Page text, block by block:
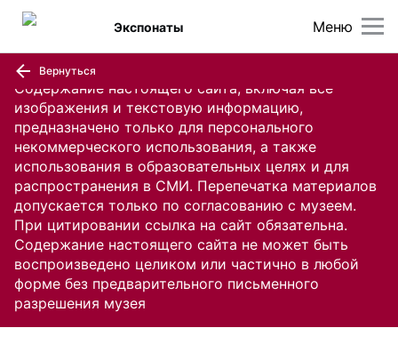
Содержание настоящего сайта, включая все
изображения и текстовую информацию,
предназначено только для персонального
некоммерческого использования, а также
использования в образовательных целях и для
распространения в СМИ. Перепечатка материалов
допускается только по согласованию с музеем.
При цитировании ссылка на сайт обязательна.
Содержание настоящего сайта не может быть
воспроизведено целиком или частично в любой
форме без предварительного письменного
разрешения музея
Меню
Экспонаты
Вернуться